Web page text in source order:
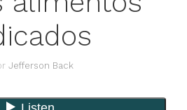
Jefferson Back